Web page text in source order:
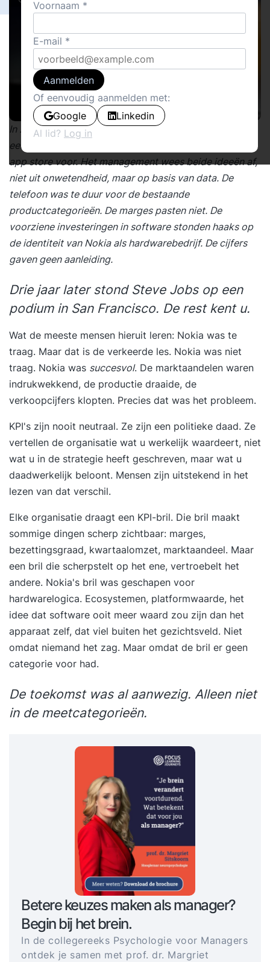
In 2004 bouwden Nokia-ingenieurs een prototype van
een internettelefoon met touchscreen en stelden een
app store voor. Het management wees beide ideeën af,
niet uit onwetendheid, maar op basis van data. De
telefoon was te duur voor de bestaande
productcategorieën. De marges pasten niet. De
voorziene investeringen in software stonden haaks op
de identiteit van Nokia als hardwarebedrijf. De cijfers
gaven geen aanleiding.
Drie jaar later stond Steve Jobs op een
podium in San Francisco. De rest kent u.
Wat de meeste mensen hieruit leren: Nokia was te
traag. Maar dat is de verkeerde les. Nokia was niet
traag. Nokia was succesvol. De marktaandelen waren
indrukwekkend, de productie draaide, de
verkoopcijfers klopten. Precies dat was het probleem.
KPI's zijn nooit neutraal. Ze zijn een politieke daad. Ze
vertellen de organisatie wat u werkelijk waardeert, niet
wat u in de strategie heeft geschreven, maar wat u
daadwerkelijk beloont. Mensen zijn uitstekend in het
lezen van dat verschil.
Elke organisatie draagt een KPI-bril. Die bril maakt
sommige dingen scherp zichtbaar: marges,
bezettingsgraad, kwartaalomzet, marktaandeel. Maar
een bril die scherpstelt op het ene, vertroebelt het
andere. Nokia's bril was geschapen voor
hardwarelogica. Ecosystemen, platformwaarde, het
idee dat software ooit meer waard zou zijn dan het
apparaat zelf, dat viel buiten het gezichtsveld. Niet
omdat niemand het zag. Maar omdat de bril er geen
categorie voor had.
De toekomst was al aanwezig. Alleen niet
in de meetcategorieën.
Betere keuzes maken als manager?
Begin bij het brein.
In de collegereeks Psychologie voor Managers
ontdek je samen met prof. dr. Margriet
Voornaam
E-mail
Aanmelden
Of eenvoudig aanmelden met:
Google
Linkedin
Al lid? Log in